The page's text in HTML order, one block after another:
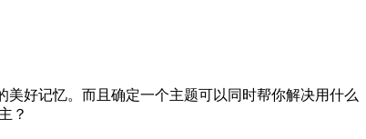
好记忆。而且确定一个主题可以同时帮你解决用什么
？